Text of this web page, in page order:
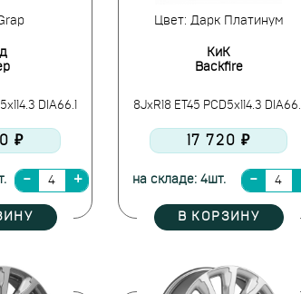
DIA66.1
₽
Цвет: Дарк Платинум
КиК
Backfire
8JxR18 ET45 PCD5x114.3 DIA66.1
17 720 ₽
на складе: 4шт.
В КОРЗИНУ